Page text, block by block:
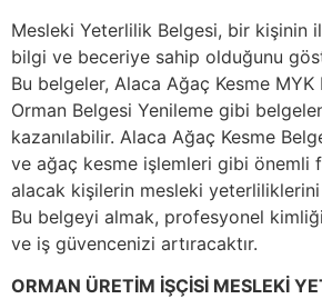
Mesleki Yeterlilik Belgesi, bir kişinin
bilgi ve beceriye sahip olduğunu
Bu belgeler, Alaca Ağaç Kesme
Orman Belgesi Yenileme gibi
kazanılabilir. Alaca Ağaç Kesme
ve ağaç kesme işlemleri gibi önemli
alacak kişilerin mesleki
Bu belgeyi almak, profesyonel
ve iş güvencenizi artıracaktır.
ORMAN ÜRETİM İŞÇİSİ MESLEKİ